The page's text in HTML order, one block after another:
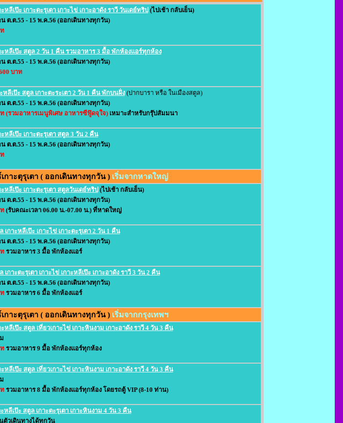
หลีเป๊ะ เกาะตะรุเตา เกาะไข่ เกาะอาดัง ราวี วันเดย์ทริป (ไปเช้า กลับเย็น)
ต.ต.55 - 15 พ.ค.56 (ออกเดินทางทุกวัน)
ะหลีเป๊ะ สตูล 2 วัน 1 คืน รวมอาหาร 3 มื้อ พักห้องแอร์ทุกห้อง
ต.ต.55 - 15 พ.ค.56 (ออกเดินทางทุกวัน)
บาท
หลีเป๊ะ สตูล เกาะตะระเตา 2 วัน 1 คืน พักบนฝั่ง (ปากบารา หรือ ในเมืองสตูล)
ต.ต.55 - 15 พ.ค.56 (ออกเดินทางทุกวัน)
(รวมอาหารเมนูพิเศษ อาหารซีฟู๊ดจุใจ)เหมาะสำหรับกรุ๊ปสัมมนา
หลีเป๊ะ เกาะตะรุเตา สตูล 3 วัน 2 คืน
ต.ต.55 - 15 พ.ค.56 (ออกเดินทางทุกวัน)
กาะตุรุเตา ( ออกเดินทางทุกวัน ) เริ่มจากหาดใหญ่
หลีเป๊ะ เกาะตะรุเตา สตูลวันเดย์ทริป (ไปเช้า กลับเย็น)
ต.ต.55 - 15 พ.ค.56 (ออกเดินทางทุกวัน)
(รับคณะเวลา 06.00 น.-07.00 น.) ที่หาดใหญ่
เกาะหลีเป๊ะ เกาะไข่ เกาะตะรุเตา 2 วัน 1 คืน
ต.ต.55 - 15 พ.ค.56 (ออกเดินทางทุกวัน)
รวมอาหาร 3 มื้อ พักห้องแอร์
เกาะตะรุเตา เกาะไข่ เกาะหลีเป๊ะ เกาะอาดัง ราวี 3 วัน 2 คืน
ต.ต.55 - 15 พ.ค.56 (ออกเดินทางทุกวัน)
รวมอาหาร 6 มื้อ พักห้องแอร์
กาะตุรุเตา ( ออกเดินทางทุกวัน ) เริ่มจากกรุงเทพฯ
หลีเป๊ะ สตูล เที่ยวเกาะไข่ เกาะหินงาม เกาะอาดัง ราวี 4 วัน 3 คืน
รวมอาหาร 9 มื้อ พักห้องแอร์ทุกห้อง
หลีเป๊ะ สตูล เที่ยวเกาะไข่ เกาะหินงาม เกาะอาดัง ราวี 4 วัน 3 คืน
รวมอาหาร 8 มื้อ พักห้องแอร์ทุกห้อง โดยรถตู้ VIP (8-10 ท่าน)
หลีเป๊ะ สตูล เกาะตะรุเตา เกาะหินงาม 4 วัน 3 คืน
ตัวเดินทางได้ทุกวัน